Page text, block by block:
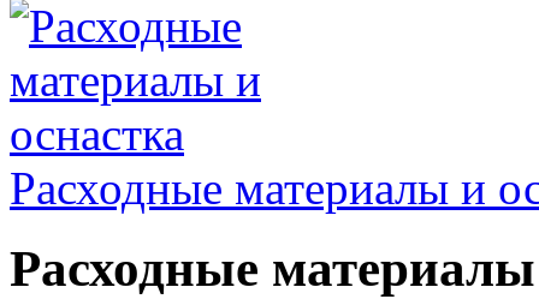
Расходные материалы и
Расходные